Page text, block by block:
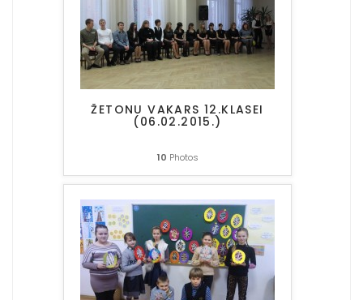
ŽETONU VAKARS 12.KLASEI
(06.02.2015.)
10 Photos